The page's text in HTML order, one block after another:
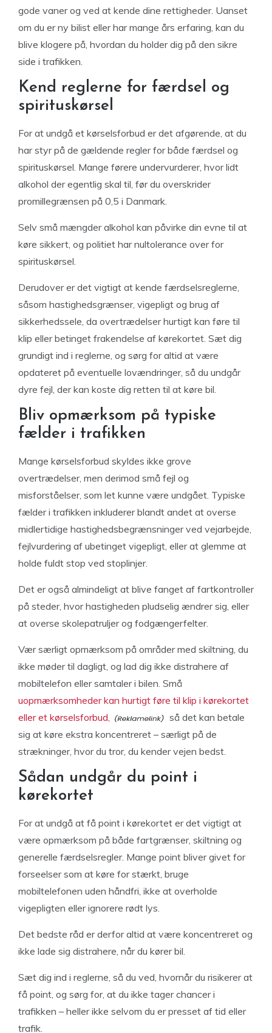
gode vaner og ved at kende dine rettigheder. Uanset
om du er ny bilist eller har mange års erfaring, kan du
blive klogere på, hvordan du holder dig på den sikre
side i trafikken.
Kend reglerne for færdsel og
spirituskørsel
For at undgå et kørselsforbud er det afgørende, at du
har styr på de gældende regler for både færdsel og
spirituskørsel. Mange førere undervurderer, hvor lidt
alkohol der egentlig skal til, før du overskrider
promillegrænsen på 0,5 i Danmark.
Selv små mængder alkohol kan påvirke din evne til at
køre sikkert, og politiet har nultolerance over for
spirituskørsel.
Derudover er det vigtigt at kende færdselsreglerne,
såsom hastighedsgrænser, vigepligt og brug af
sikkerhedssele, da overtrædelser hurtigt kan føre til
klip eller betinget frakendelse af kørekortet. Sæt dig
grundigt ind i reglerne, og sørg for altid at være
opdateret på eventuelle lovændringer, så du undgår
dyre fejl, der kan koste dig retten til at køre bil.
Bliv opmærksom på typiske
fælder i trafikken
Mange kørselsforbud skyldes ikke grove
overtrædelser, men derimod små fejl og
misforståelser, som let kunne være undgået. Typiske
fælder i trafikken inkluderer blandt andet at overse
midlertidige hastighedsbegrænsninger ved vejarbejde,
fejlvurdering af ubetinget vigepligt, eller at glemme at
holde fuldt stop ved stoplinjer.
Det er også almindeligt at blive fanget af fartkontroller
på steder, hvor hastigheden pludselig ændrer sig, eller
at overse skolepatruljer og fodgængerfelter.
Vær særligt opmærksom på områder med skiltning, du
ikke møder til dagligt, og lad dig ikke distrahere af
mobiltelefon eller samtaler i bilen. Små
uopmærksomheder kan hurtigt føre til klip i kørekortet
eller et kørselsforbud,
så det kan betale
sig at køre ekstra koncentreret – særligt på de
strækninger, hvor du tror, du kender vejen bedst.
Sådan undgår du point i
kørekortet
For at undgå at få point i kørekortet er det vigtigt at
være opmærksom på både fartgrænser, skiltning og
generelle færdselsregler. Mange point bliver givet for
forseelser som at køre for stærkt, bruge
mobiltelefonen uden håndfri, ikke at overholde
vigepligten eller ignorere rødt lys.
Det bedste råd er derfor altid at være koncentreret og
ikke lade sig distrahere, når du kører bil.
Sæt dig ind i reglerne, så du ved, hvornår du risikerer at
få point, og sørg for, at du ikke tager chancer i
trafikken – heller ikke selvom du er presset af tid eller
trafik.